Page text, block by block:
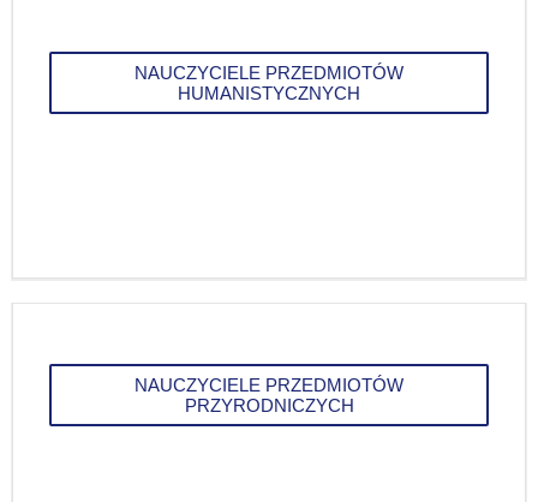
NAUCZYCIELE PRZEDMIOTÓW
HUMANISTYCZNYCH
NAUCZYCIELE PRZEDMIOTÓW
PRZYRODNICZYCH